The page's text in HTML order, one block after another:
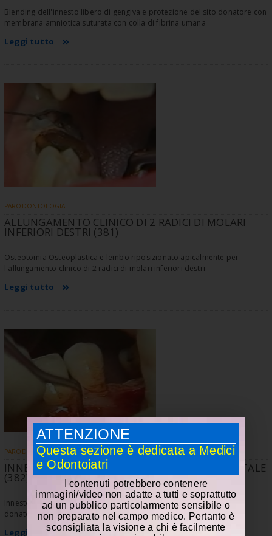
Blending dell'innesto libero di gengiva e protezione del sito donatore con
membrana amniotica suturata con colla di fibrina umana
Leggi tutto
PARODONTOLOGIA
ALLUNGAMENTO CLINICO DI 2 RADICI DI MOLARI
INFERIORI DESTRI (381)
Osteotomia Osteoplastica e lembo riposizionato apicalmente per
l'allungamento clinico di 2 radici di molari inferiori destri
Leggi tutto
PARODONTOLOGIA
INNESTO LIBERO DI TESSUTO CONNETIVO PALATALE
(382)
Innesto libero di tessuto connetivo palatale e protezione del sito
donatore con lembo a spessore parziale.
Leggi tutto
ATTENZIONE
Questa sezione è dedicata a Medici
e Odontoiatri
I contenuti potrebbero contenere
immagini/video non adatte a tutti e soprattutto
ad un pubblico particolarmente sensibile o
non preparato nel campo medico. Pertanto è
sconsigliata la visione a chi è facilmente